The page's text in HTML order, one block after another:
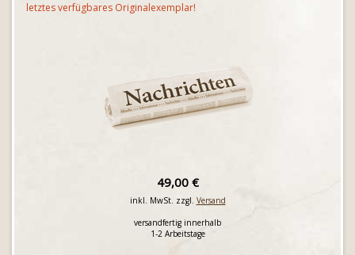
letztes verfügbares Originalexemplar!
49,00 €
inkl. MwSt. zzgl. Versand
versandfertig innerhalb
1-2 Arbeitstage